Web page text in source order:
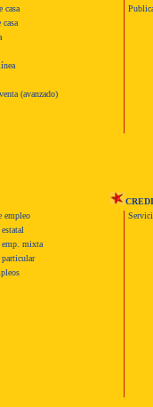
casa
casa
(avanzado)
empleo
emp. mixta